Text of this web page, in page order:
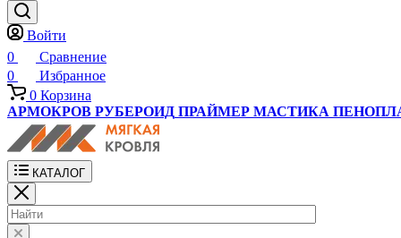
Войти
0
Сравнение
0
Избранное
0 Корзина
АРМОКРОВ РУБЕРОИД ПРАЙМЕР МАСТИКА
КАТАЛОГ